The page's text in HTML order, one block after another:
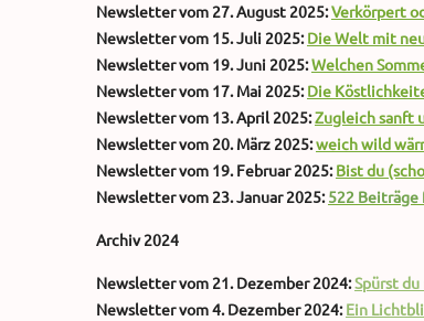
Newsletter vom 27. August 2025:Verkörpert
Newsletter vom 15. Juli 2025: Die Welt mit
Newsletter vom 19. Juni 2025:Welchen
Newsletter vom 17. Mai 2025:Die
Newsletter vom 13. April 2025:Zugleich sanft
Newsletter vom 20. März 2025:weich wild
Newsletter vom 19. Februar 2025:Bist du
Newsletter vom 23. Januar 2025:522 Beiträge
Archiv 2024
Newsletter vom 21. Dezember 2024:Spürst du
Newsletter vom 4. Dezember 2024:Ein